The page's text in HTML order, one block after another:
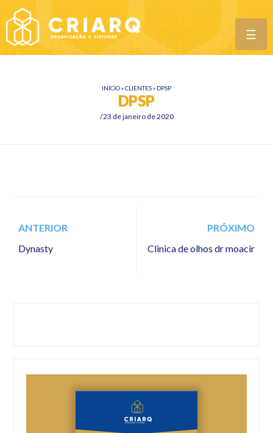
☰
INÍCIO»CLIENTES» DPSP
DPSP
23 de janeiro de 2020
ANTERIOR
Dynasty
PRÓXIMO
Clinica de olhos dr moacir